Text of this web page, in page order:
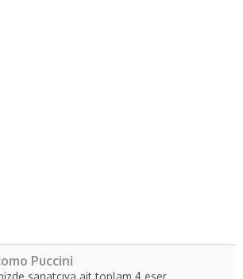
Puccini
sanatçıya ait toplam 4 eser